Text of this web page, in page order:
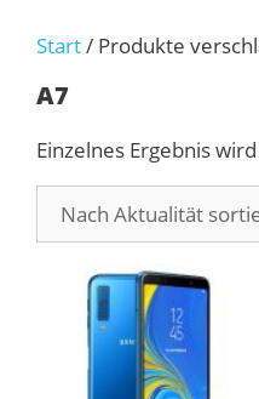
Start/ Produkte
A7
Einzelnes Ergebnis